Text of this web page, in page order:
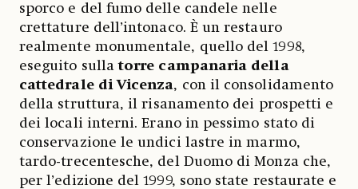
sporco e del fumo delle candele nelle
crettature dell’intonaco. È un restauro
realmente monumentale, quello del 1998,
eseguito sullatorre campanaria della
cattedrale di Vicenza, con il consolidamento
della struttura, il risanamento dei prospetti e
dei locali interni. Erano in pessimo stato di
conservazione le undici lastre in marmo,
tardo-trecentesche, del Duomo di Monza che,
per l’edizione del 1999, sono state restaurate e